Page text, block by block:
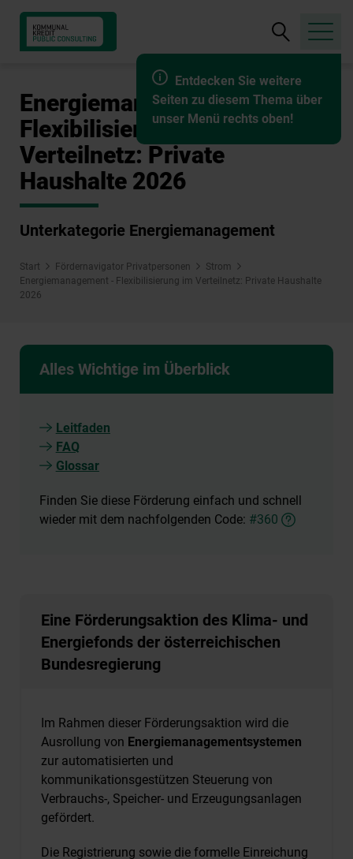
Entdecken Sie weitere
Seiten zu diesem Thema über
unser Menü rechts oben!
Suche
öffnen
Energiemanagement -
Flexibilisierung im
Verteilnetz: Private
Haushalte 2026
Unterkategorie Energiemanagement
Start Fördernavigator Privatpersonen
Strom
Energiemanagement - Flexibilisierung im Verteilnetz: Private Haushalte
2026
Alles Wichtige im Überblick
Leitfaden
FAQ
Glossar
Finden Sie diese Förderung einfach und schnell
wieder mit dem nachfolgenden Code: #360
Eine Förderungsaktion des Klima- und
Energiefonds der österreichischen
Bundesregierung
Im Rahmen dieser Förderungsaktion wird die
Ausrollung von Energiemanagementsystemen
zur automatisierten und
kommunikationsgestützen Steuerung von
Verbrauchs-, Speicher- und Erzeugungsanlagen
gefördert.
Die Registrierung sowie die formelle Einreichung